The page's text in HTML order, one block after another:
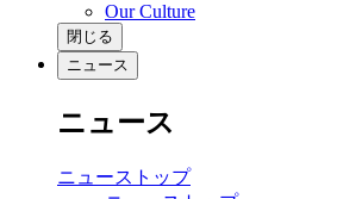
Our Culture
閉じる
ニュース
ニュース
ニューストップ